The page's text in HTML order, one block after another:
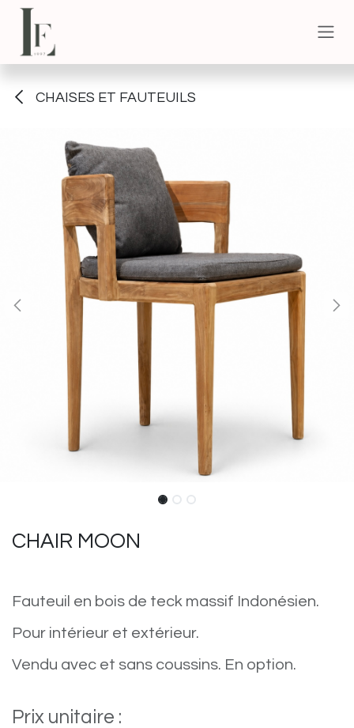
Skip to Content
CHAISES ET FAUTEUILS
CHAIR MOON
Fauteuil en bois de teck massif Indonésien.
Pour intérieur et extérieur.
Vendu avec et sans coussins. En option.
Prix unitaire :